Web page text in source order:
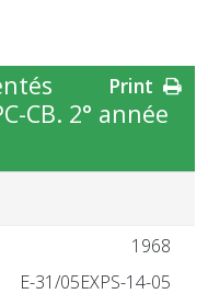
CB. 2° année
1968
14-05-E-31/05EXPS